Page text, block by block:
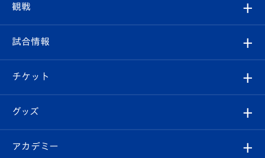
クラブ
試合情報
チケット
イベント
クラブ概要
エンブレム紹介
スタッフプロフィール
観戦
観戦ルール
はじめての観戦ガイド
Revive Team
試合情報
試合日程/結果
フォトギャラリー
チケット
チケット
グッズ
オンラインショップ
アカデミー